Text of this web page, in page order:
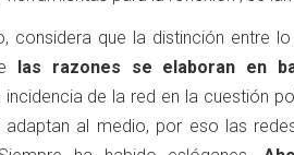
considera que la distinción entre
las razones se elaboran en
incidencia de la red en la cuestión
adaptan al medio, por eso las